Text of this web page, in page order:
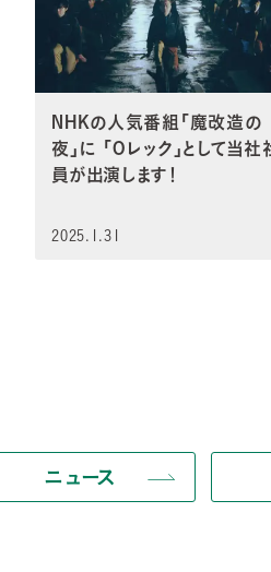
NHKの人気番組「魔改造の
夜」に 「Oレック」として当社
員が出演します！
2025.1.31
ニュース